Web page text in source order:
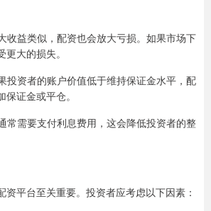
收益类似，配资也会放大亏损。如果市场下
大的损失。
投资者的账户价值低于维持保证金水平，配
证金或平仓。
常需要支付利息费用，这会降低投资者的整
资平台至关重要。投资者应考虑以下因素：